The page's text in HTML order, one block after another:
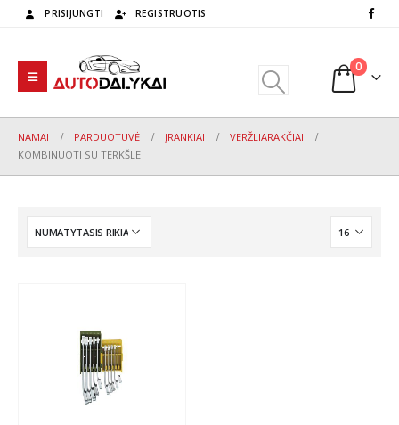
PRISIJUNGTI REGISTRUOTIS
0
NAMAI PARDUOTUVĖ ĮRANKIAI
VERŽLIARAKČIAI
KOMBINUOTI SU TERKŠLE